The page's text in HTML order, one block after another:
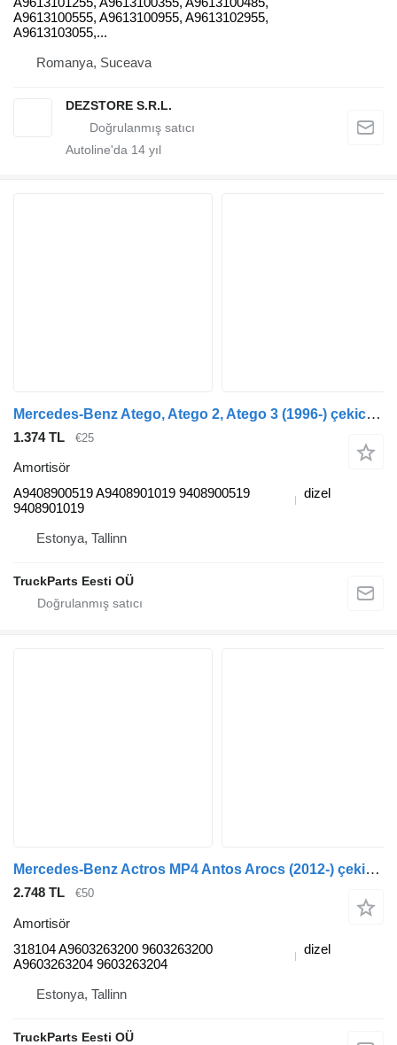
A9613100555, A9613100955, A9613102955,
A9613103055,...
Romanya, Suceava
DEZSTORE S.R.L.
Autoline'da 14 yıl
Mercedes-Benz Atego, Atego 2, Atego 3 (1996-) çekici için Sachs atego 1828 (01.98-12.04) A9408900519 amortisör
1.374 TL €25
Amortisör
A9408900519 A9408901019 9408900519
9408901019
dizel
Estonya, Tallinn
TruckParts Eesti OÜ
Mercedes-Benz Actros MP4 Antos Arocs (2012-) çekici için Mercedes-Benz actros mp4 2545 (01.13-) 318104 amortisör
2.748 TL €50
Amortisör
318104 A9603263200 9603263200
A9603263204 9603263204
dizel
Estonya, Tallinn
TruckParts Eesti OÜ